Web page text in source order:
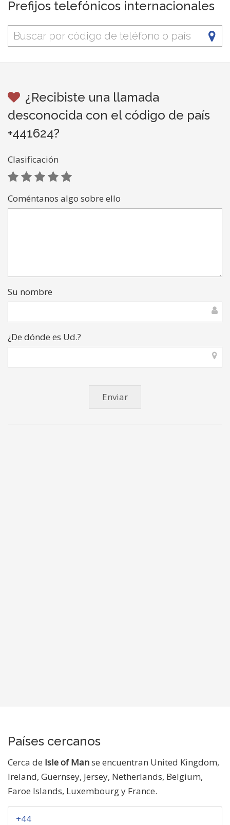
Prefijos telefónicos internacionales
¿Recibiste una llamada
desconocida con el código de país
+441624?
Clasificación
Coméntanos algo sobre ello
Su nombre
¿De dónde es Ud.?
Países cercanos
Cerca de Isle of Manse encuentran United Kingdom,
Ireland, Guernsey, Jersey, Netherlands, Belgium,
Faroe Islands, Luxembourg y France.
+44